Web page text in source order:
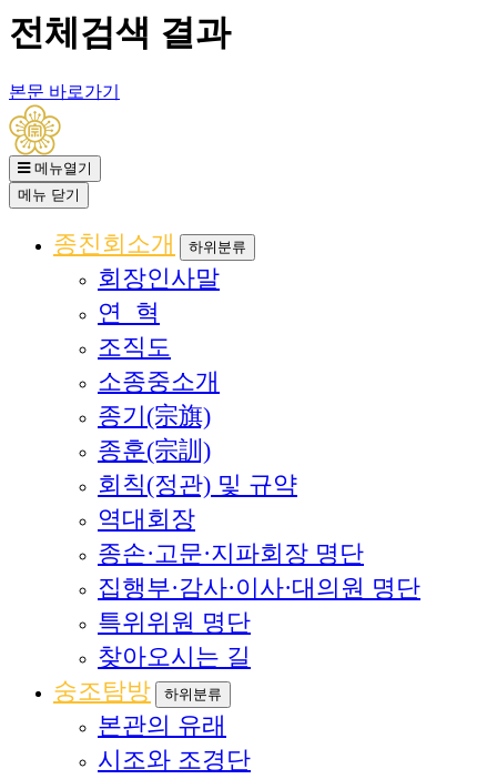
전체검색 결과
본문 바로가기
메뉴열기
메뉴 닫기
종친회소개 하위분류
회장인사말
연 혁
조직도
소종중소개
종기(宗旗)
종훈(宗訓)
회칙(정관) 및 규약
역대회장
종손·고문·지파회장 명단
집행부·감사·이사·대의원 명단
특위위원 명단
찾아오시는 길
숭조탐방
하위분류
본관의 유래
시조와 조경단